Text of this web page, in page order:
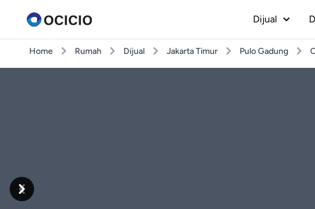
Dijual
Home Rumah Dijual Jakarta Timur Pulo Gadung
Previous
Next